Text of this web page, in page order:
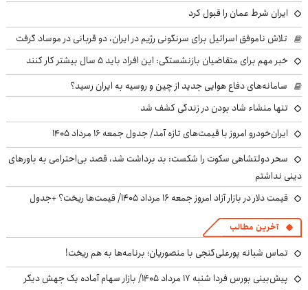
ایران شرط عمان را قبول کرد
تلاش ناموفق اسرائیل برای سرنگونی رژیم در ایران، دو قربانی در موساد گرفت
خبر مهم برای متقاضیان بازنشستگی: این افراد باید ۵ سال بیشتر کار کنند
سامانه‌های دفاع هوایی جدید از چین و روسیه به ایران رسید؟
تنها منشاء شاد بودن در زندگی کشف شد
ایران‌خودرو امروز با قیمت‌های تازه آمد/ جدول جمعه ۱۶ مرداد ۱۴۰۵
سحر دولتشاهی سکوت را شکست: بد برداشت شد، قصد بی‌احترامی به باورهای
دینی نداشتم
قیمت دلار در بازار آزاد امروز جمعه ۱۶ مرداد ۱۴۰۵/ قیمت‌ها ریخت؟ +جدول
آخرین مطالب
تماس شبانه پورعلی‌گنجی با منصوریان؛ برنامه‌ها به هم ریخت!
پیش‌بینی بورس فردا شنبه ۱۷ مرداد ۱۴۰۵/ بازار سهام آماده یک جهش دیگر